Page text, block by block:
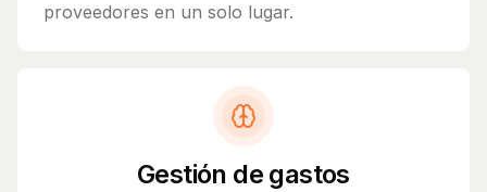
proveedores en un solo lugar.
Gestión de gastos